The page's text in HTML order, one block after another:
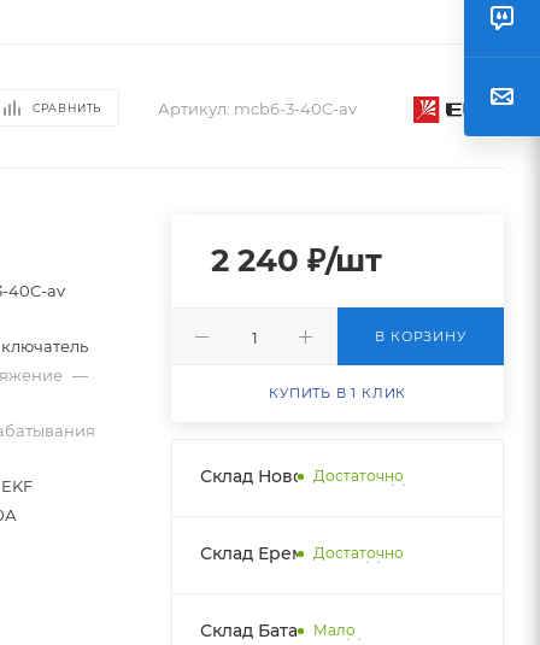
СРАВНИТЬ Артикул: mcb6-3-40C-av
40C-av
—
EKF
2 240 ₽/шт
В КОРЗИНУ
КУПИТЬ В 1 КЛИК
Склад Новобатайск НДС
Достаточно
Склад Еременко НДС
Достаточно
Склад Батайск НДС 1
Мало